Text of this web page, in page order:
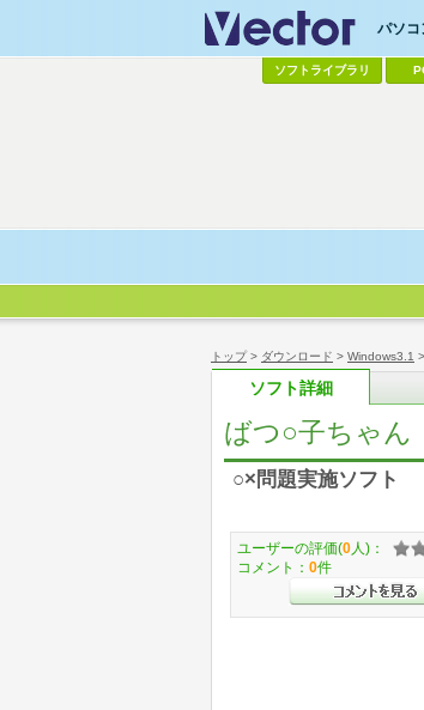
トップ> ダウンロード > Windows3.1 >
ソフト詳細
ばつ○子ちゃん
○×問題実施ソフト
ユーザーの評価(0 人)：
コメント： 0件
パソコ
ソフトライブラリ